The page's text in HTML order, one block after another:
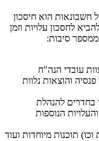
חשבונאות הוא חיסכון
לחסכון עלויות וזמן
עובדי הנה"ח
והוצאות נלוות
להנהלת
הנוספות
תוכנות מיוחדות ועוד